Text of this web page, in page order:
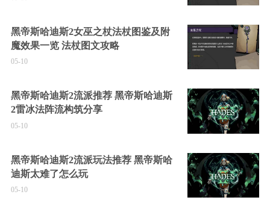
黑帝斯哈迪斯2女巫之杖法杖图鉴及附
魔效果一览 法杖图文攻略
05-10
黑帝斯哈迪斯2流派推荐 黑帝斯哈迪斯
2雷冰法阵流构筑分享
05-10
黑帝斯哈迪斯2流派玩法推荐 黑帝斯哈
迪斯太难了怎么玩
05-10